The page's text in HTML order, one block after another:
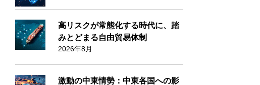
高リスクが常態化する時代に、踏
みとどまる自由貿易体制
2026年8月
激動の中東情勢：中東各国への影